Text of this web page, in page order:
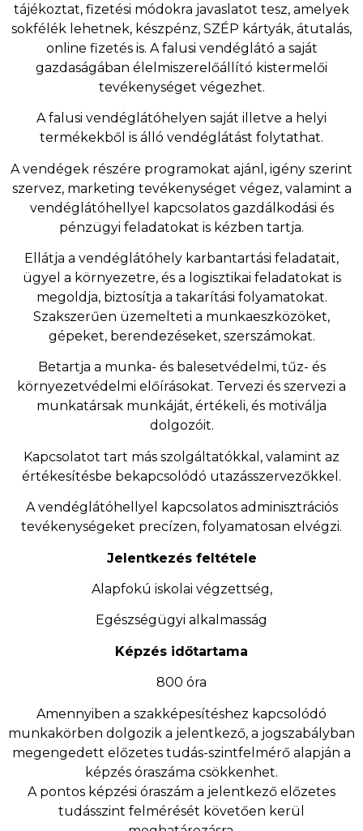
tájékoztat, fizetési módokra javaslatot tesz, amelyek
sokfélék lehetnek, készpénz, SZÉP kártyák, átutalás,
online fizetés is. A falusi vendéglátó a saját
gazdaságában élelmiszerelőállító kistermelői
tevékenységet végezhet.
A falusi vendéglátóhelyen saját illetve a helyi
termékekből is álló vendéglátást folytathat.
A vendégek részére programokat ajánl, igény szerint
szervez, marketing tevékenységet végez, valamint a
vendéglátóhellyel kapcsolatos gazdálkodási és
pénzügyi feladatokat is kézben tartja.
Ellátja a vendéglátóhely karbantartási feladatait,
ügyel a környezetre, és a logisztikai feladatokat is
megoldja, biztosítja a takarítási folyamatokat.
Szakszerűen üzemelteti a munkaeszközöket,
gépeket, berendezéseket, szerszámokat.
Betartja a munka- és balesetvédelmi, tűz- és
környezetvédelmi előírásokat. Tervezi és szervezi a
munkatársak munkáját, értékeli, és motiválja
dolgozóit.
Kapcsolatot tart más szolgáltatókkal, valamint az
értékesítésbe bekapcsolódó utazásszervezőkkel.
A vendéglátóhellyel kapcsolatos adminisztrációs
tevékenységeket precízen, folyamatosan elvégzi.
Jelentkezés feltétele
Alapfokú iskolai végzettség,
Egészségügyi alkalmasság
Képzés időtartama
800 óra
Amennyiben a szakképesítéshez kapcsolódó
munkakörben dolgozik a jelentkező, a jogszabályban
megengedett előzetes tudás-szintfelmérő alapján a
képzés óraszáma csökkenhet.
A pontos képzési óraszám a jelentkező előzetes
tudásszint felmérését követően kerül